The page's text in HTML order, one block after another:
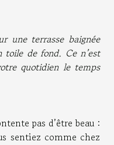
une terrasse baignée
toile de fond. Ce n’est
quotidien le temps
pas d’être beau :
sentiez comme chez